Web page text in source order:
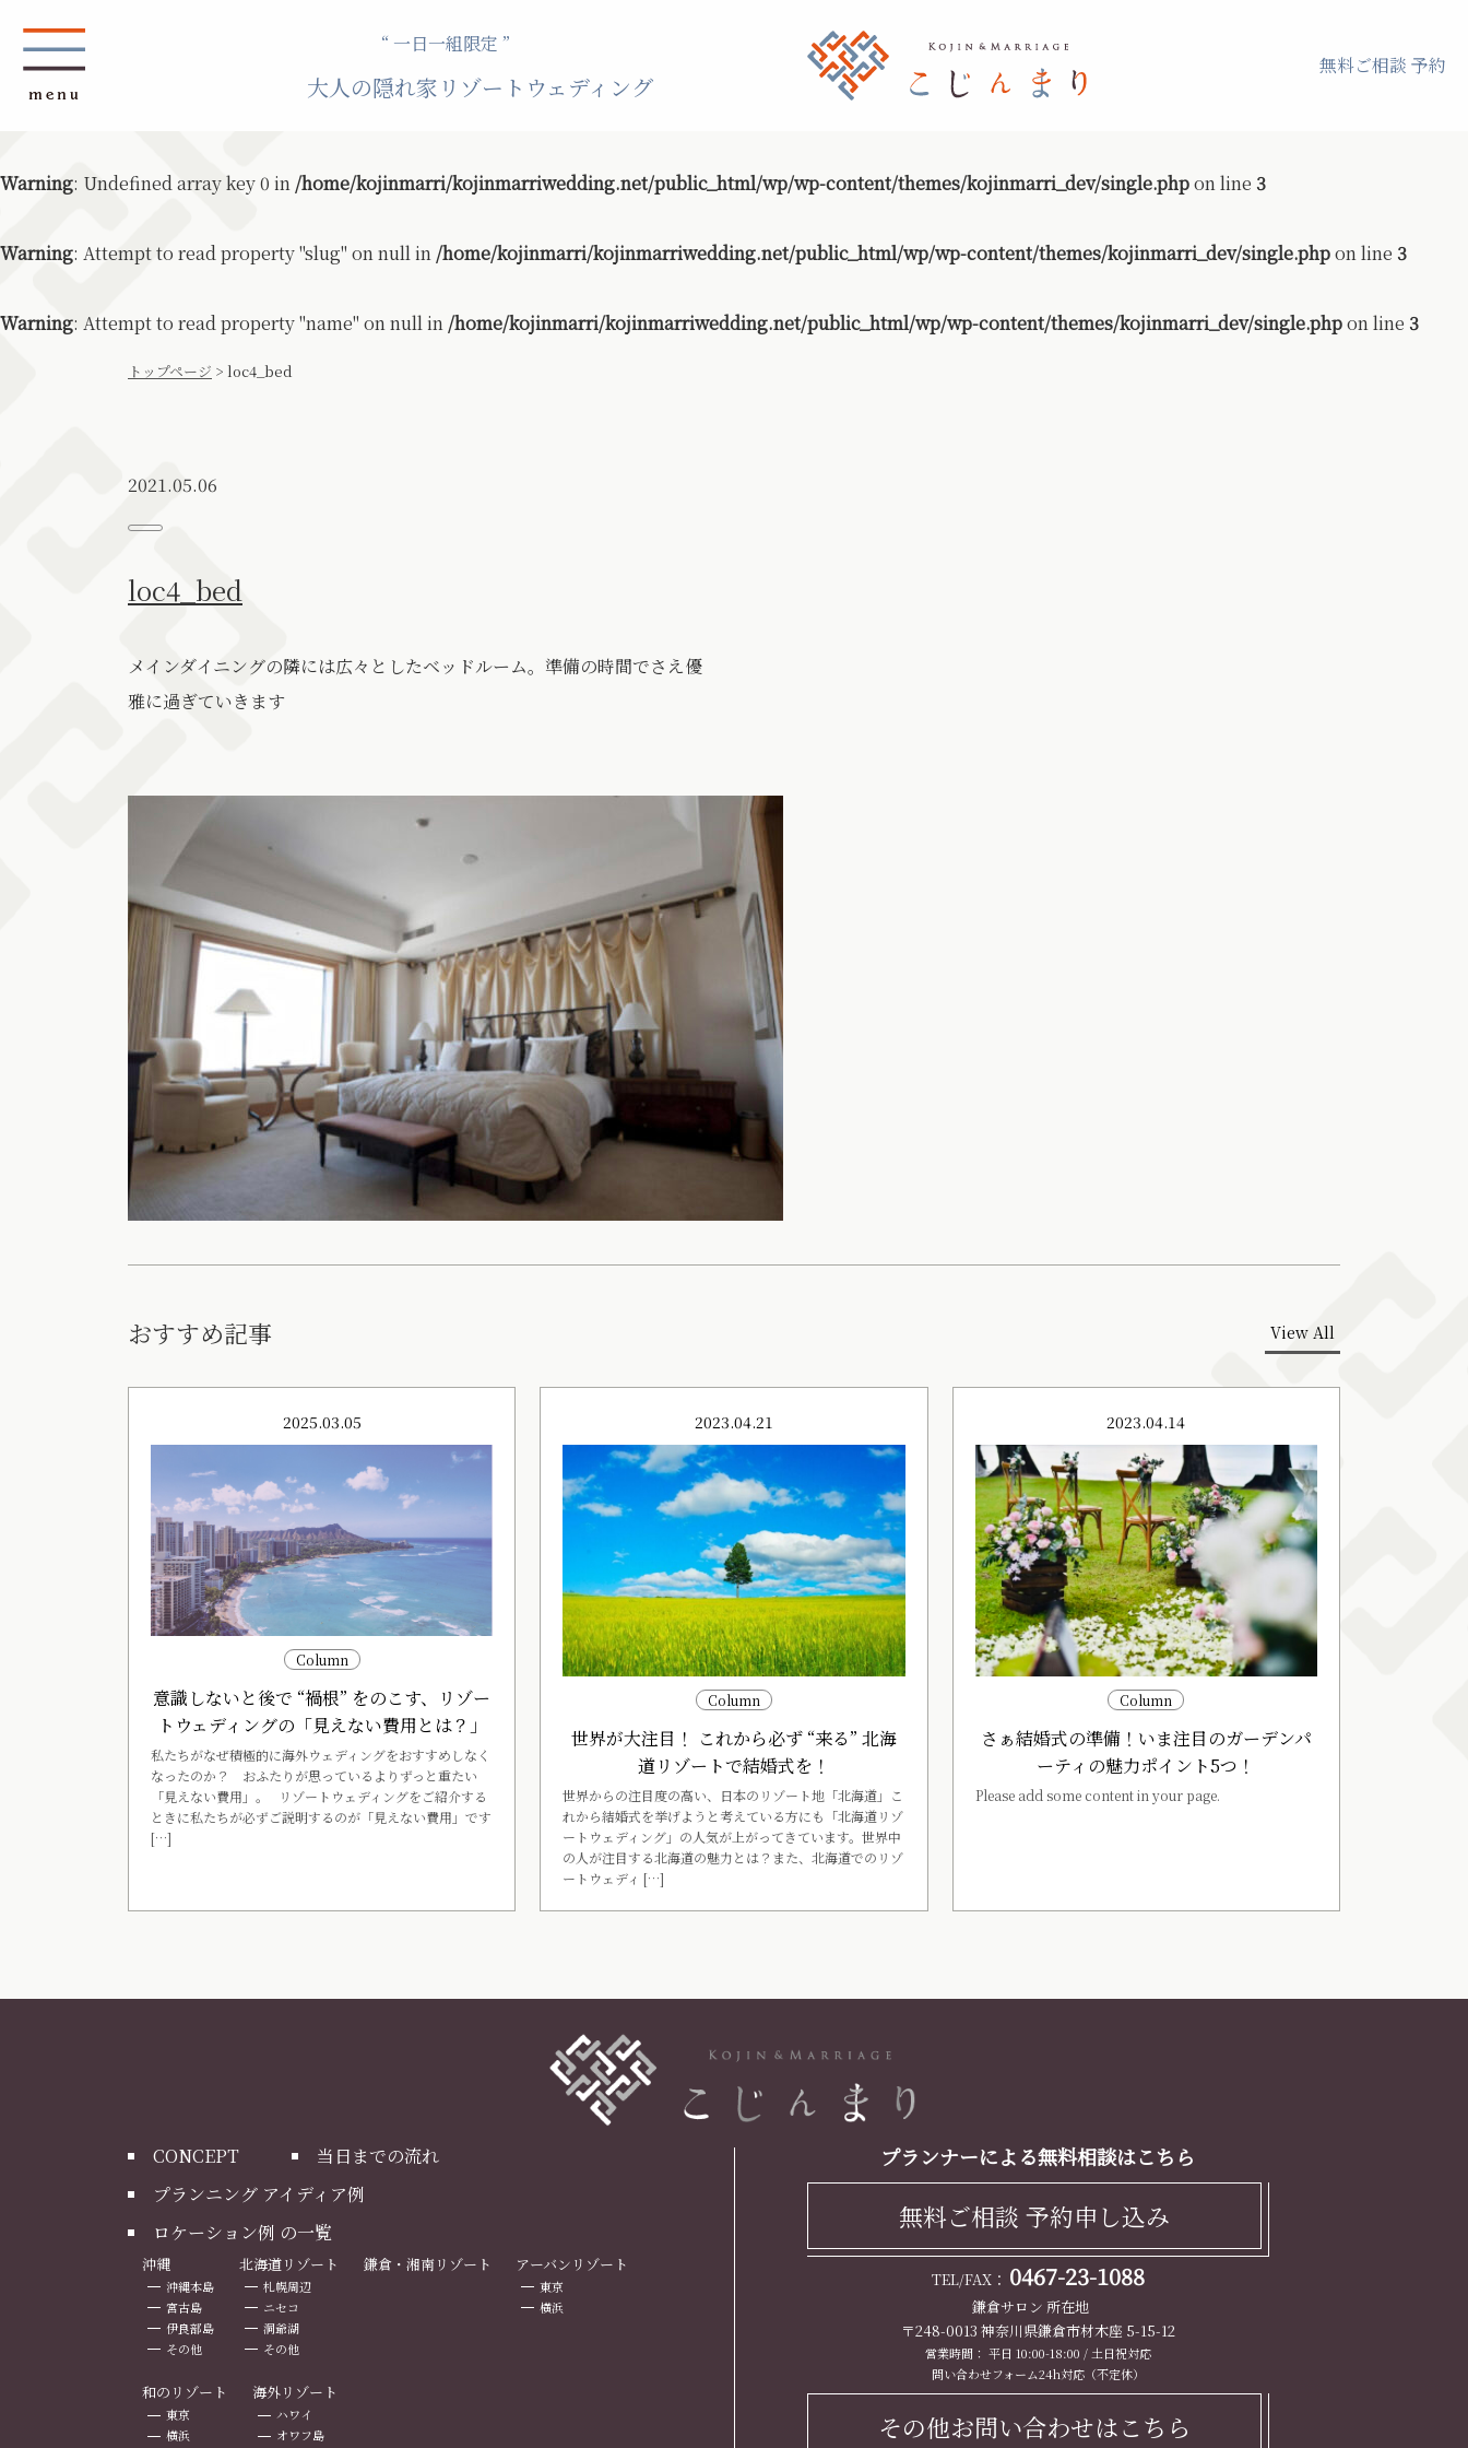
“ 一日一組限定 ”
大人の隠れ家リゾートウェディング
無料ご相談 予約
Warning: Undefined array key 0 in /home/kojinmarri/kojinmarriwedding.net/public_html/wp/wp-content/themes/kojinmarri_dev/single.phpon line 3
Warning: Attempt to read property "slug" on null in /home/kojinmarri/kojinmarriwedding.net/public_html/wp/wp-content/themes/kojinmarri_dev/single.phpon line 3
Warning: Attempt to read property "name" on null in /home/kojinmarri/kojinmarriwedding.net/public_html/wp/wp-content/themes/kojinmarri_dev/single.phpon line 3
トップページ > loc4_bed
2021.05.06
loc4_bed
メインダイニングの隣には広々としたベッドルーム。準備の時間でさえ優
雅に過ぎていきます
おすすめ記事 View All
2025.03.05
Column
意識しないと後で “禍根” をのこす、リゾー
トウェディングの「見えない費用とは？」
私たちがなぜ積極的に海外ウェディングをおすすめしなく
なったのか？ おふたりが思っているよりずっと重たい
「見えない費用」。 リゾートウェディングをご紹介する
ときに私たちが必ずご説明するのが「見えない費用」です
[…]
2023.04.21
Column
世界が大注目！ これから必ず “来る” 北海
道リゾートで結婚式を！
世界からの注目度の高い、日本のリゾート地「北海道」こ
れから結婚式を挙げようと考えている方にも「北海道リゾ
ートウェディング」の人気が上がってきています。世界中
の人が注目する北海道の魅力とは？また、北海道でのリゾ
ートウェディ […]
2023.04.14
Column
さぁ結婚式の準備！いま注目のガーデンパ
ーティの魅力ポイント5つ！
Please add some content in your page.
CONCEPT
当日までの流れ
プランニング アイディア例
ロケーション例 の一覧
沖縄
沖縄本島
宮古島
伊良部島
その他
北海道リゾート
札幌周辺
ニセコ
洞爺湖
その他
鎌倉・湘南リゾート アーバンリゾート
東京
横浜
和のリゾート
東京
横浜
海外リゾート
ハワイ
オワフ島
プランナーによる無料相談はこちら
無料ご相談 予約申し込み
TEL/FAX： 0467-23-1088
鎌倉サロン 所在地
〒248-0013 神奈川県鎌倉市材木座 5-15-12
営業時間： 平日 10:00-18:00 / 土日祝対応
問い合わせフォーム24h対応（不定休）
その他お問い合わせはこちら